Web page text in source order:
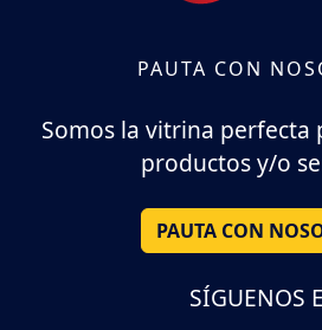
PAUTA CON
Somos la vitrina perfecta
productos y/o
PAUTA CON
SÍGUENOS